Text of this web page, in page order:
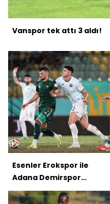
Vanspor tek attı 3 aldı!
Esenler Erokspor ile
Adana Demirspor
yenişemedi